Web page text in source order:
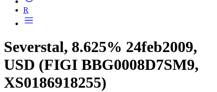
R
Severstal, 8.625% 24feb2009,
USD (FIGI BBG0008D7SM9,
XS0186918255)